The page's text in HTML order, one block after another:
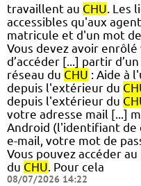
travaillent au CHU . Les
accessibles qu'aux
matricule et d'un mot
Vous devez avoir
d’accéder [...] partir
réseau du CHU : Aide à
depuis l'extérieur du
depuis l'extérieur du
votre adresse mail [...]
Android (l'identifiant de
e-mail, votre mot de
Vous pouvez accéder
du CHU . Pour cela
08/07/2026 14:22